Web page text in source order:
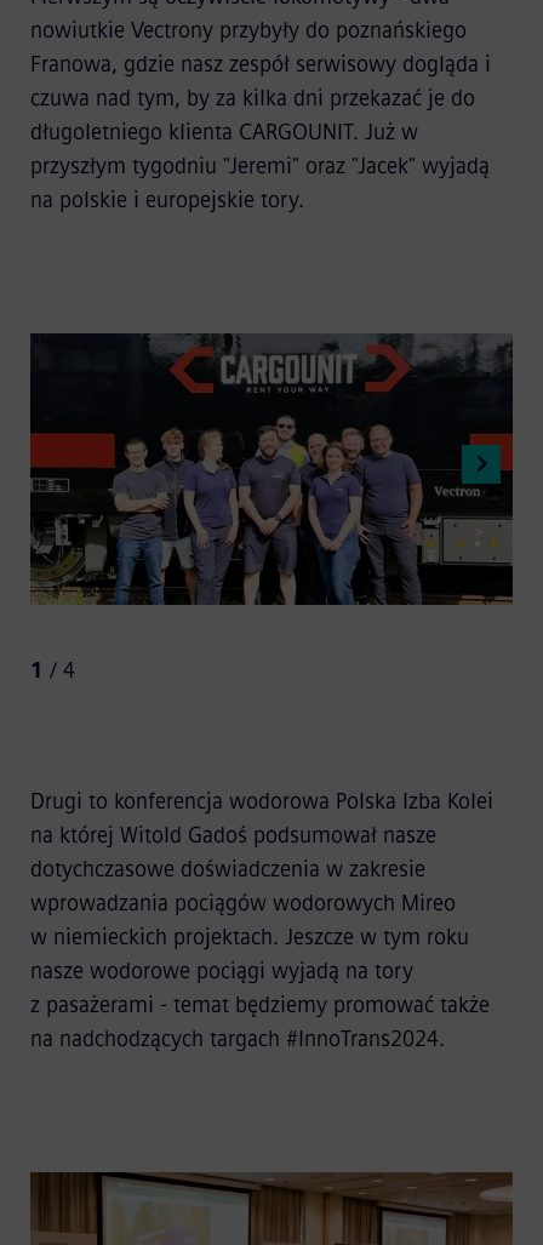
nowiutkie Vectrony przybyły do poznańskiego
Franowa, gdzie nasz zespół serwisowy dogląda i
czuwa nad tym, by za kilka dni przekazać je do
długoletniego klienta CARGOUNIT. Już w
przyszłym tygodniu "Jeremi" oraz "Jacek" wyjadą
na polskie i europejskie tory.
1 / 4
Drugi to konferencja wodorowa Polska Izba Kolei
na której Witold Gadoś podsumował nasze
dotychczasowe doświadczenia w zakresie
wprowadzania pociągów wodorowych Mireo
w niemieckich projektach. Jeszcze w tym roku
nasze wodorowe pociągi wyjadą na tory
z pasażerami - temat będziemy promować także
na nadchodzących targach #InnoTrans2024.